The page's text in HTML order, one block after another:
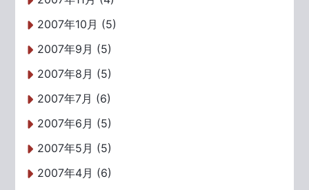
2007年10月 (5)
2007年9月 (5)
2007年8月 (5)
2007年7月 (6)
2007年6月 (5)
2007年5月 (5)
2007年4月 (6)